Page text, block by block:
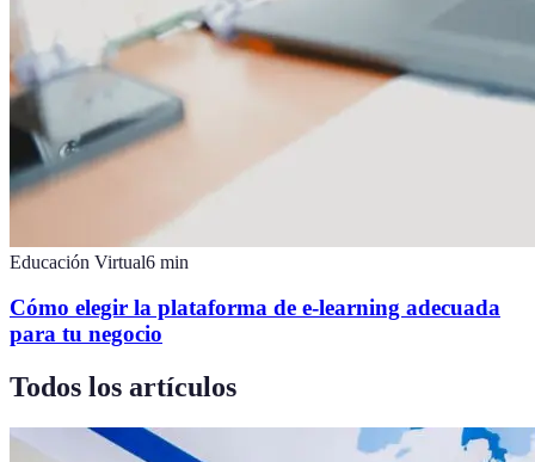
Educación Virtual6 min
Cómo elegir la plataforma de e-learning adecuada
para tu negocio
Todos los artículos